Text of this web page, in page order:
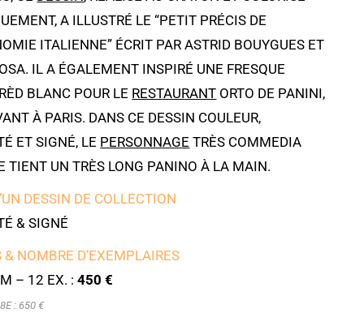
A ILLUSTRÉ LE “PETIT PRÉCIS DE
ITALIENNE” ÉCRIT PAR ASTRID BOUYGUES ET
IL A ÉGALEMENT INSPIRÉ UNE FRESQUE
BLANC POUR LE RESTAURANT ORTO DE PANINI,
À PARIS. DANS CE DESSIN COULEUR,
ET SIGNÉ, LE PERSONNAGE TRÈS COMMEDIA
TIENT UN TRÈS LONG PANINO À LA MAIN.
DESSIN DE COLLECTION
& SIGNÉ
& NOMBRE D’EXEMPLAIRES
– 12 EX. :450 €
: 650 €